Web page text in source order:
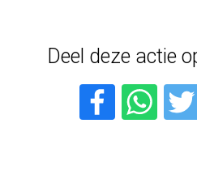
Deel deze actie